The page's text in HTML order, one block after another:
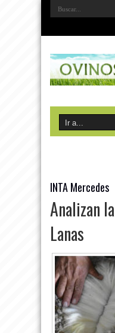
INTA Mercedes
Analizan
Lanas